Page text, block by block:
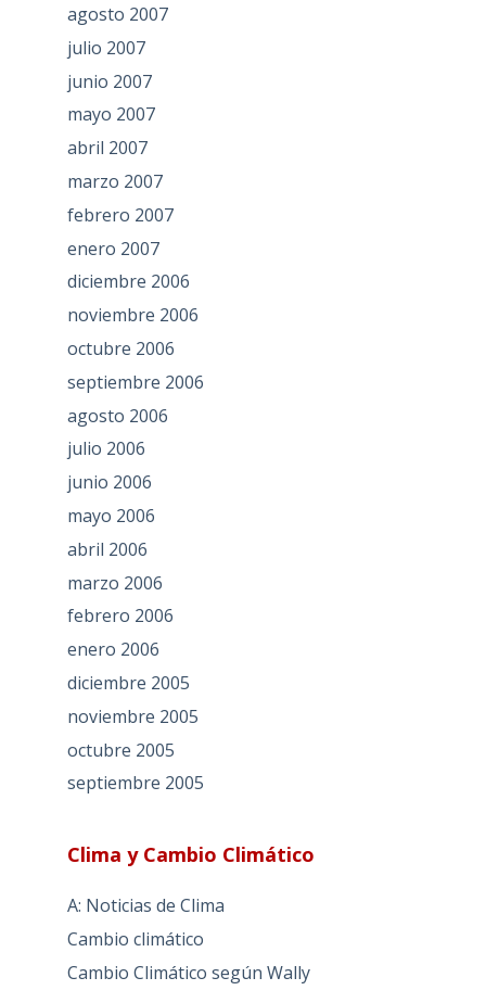
agosto 2007
julio 2007
junio 2007
mayo 2007
abril 2007
marzo 2007
febrero 2007
enero 2007
diciembre 2006
noviembre 2006
octubre 2006
septiembre 2006
agosto 2006
julio 2006
junio 2006
mayo 2006
abril 2006
marzo 2006
febrero 2006
enero 2006
diciembre 2005
noviembre 2005
octubre 2005
septiembre 2005
Clima y Cambio Climático
A: Noticias de Clima
Cambio climático
Cambio Climático según Wally